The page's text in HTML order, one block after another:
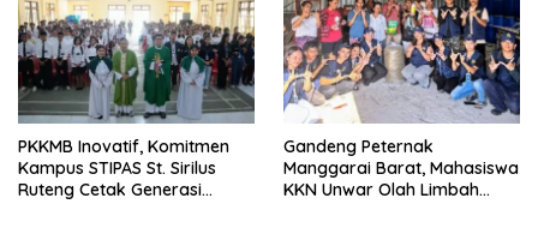
PKKMB Inovatif, Komitmen
Kampus STIPAS St. Sirilus
Ruteng Cetak Generasi
Gandeng Peternak
Manggarai Barat, Mahasiswa
KKN Unwar Olah Limbah